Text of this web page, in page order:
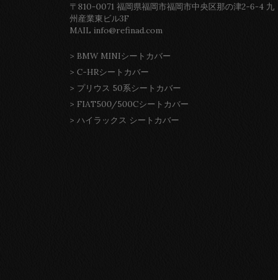
〒810-0071 福岡県福岡市福岡市中央区那の津2-6-4 九
州産業東ビル3F
MAIL info@refinad.com
> BMW MINIシートカバー
> C-HRシートカバー
> プリウス 50系シートカバー
> FIAT500/500Cシートカバー
> ハイラックス シートカバー